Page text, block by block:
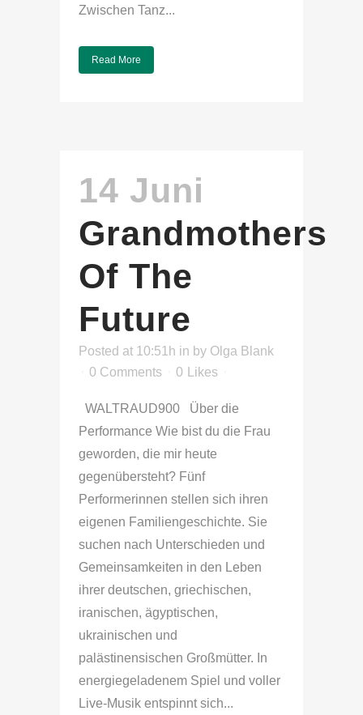
Zwischen Tanz...
Read More
14 Juni
Grandmothers
Of The
Future
Posted at 10:51h in by Olga Blank
0 Comments
0 Likes
WALTRAUD900 Über die
Performance Wie bist du die Frau
geworden, die mir heute
gegenübersteht? Fünf
Performerinnen stellen sich ihren
eigenen Familiengeschichte. Sie
suchen nach Unterschieden und
Gemeinsamkeiten in den Leben
ihrer deutschen, griechischen,
iranischen, ägyptischen,
ukrainischen und
palästinensischen Großmütter. In
energiegeladenem Spiel und voller
Live-Musik entspinnt sich...